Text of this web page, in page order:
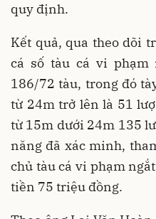
quy định.
Kết quả, qua theo dõi
cá số tàu cá vi
186/72 tàu, trong đó
từ 24m trở lên là 51
từ 15m dưới 24m 135
năng đã xác minh,
chủ tàu cá vi phạm
tiền 75 triệu đồng.